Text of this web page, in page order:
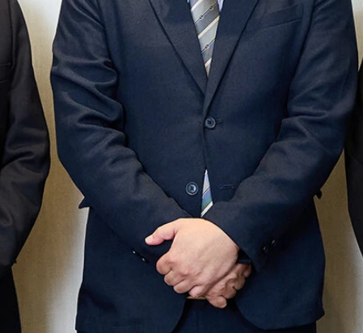
業への就職を希望している層への受け皿にもなっているとい
。一方で建築当時の資料が揃っていないなど、廃校ならで